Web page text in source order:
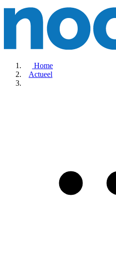
Home
Actueel